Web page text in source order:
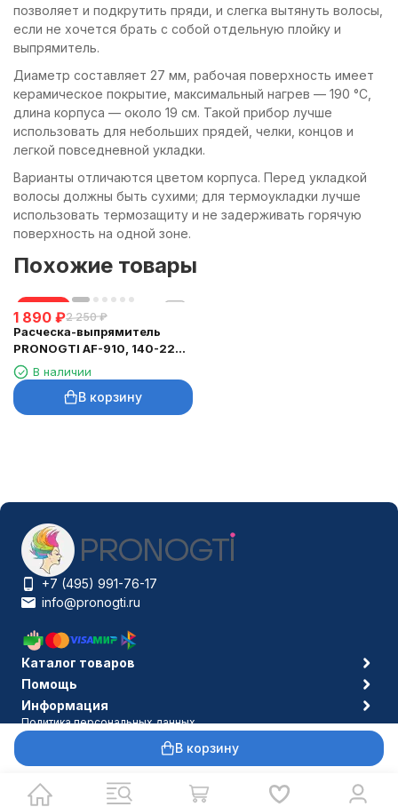
В корзину
позволяет и подкрутить пряди, и слегка вытянуть волосы,
если не хочется брать с собой отдельную плойку и
выпрямитель.
Диаметр составляет 27 мм, рабочая поверхность имеет
керамическое покрытие, максимальный нагрев — 190 °C,
длина корпуса — около 19 см. Такой прибор лучше
использовать для небольших прядей, челки, концов и
легкой повседневной укладки.
Варианты отличаются цветом корпуса. Перед укладкой
волосы должны быть сухими; для термоукладки лучше
использовать термозащиту и не задерживать горячую
поверхность на одной зоне.
Похожие товары
скидка
1 890 ₽2 250 ₽
Расческа-выпрямитель
PRONOGTI AF-910, 140-220
°C В наличии
В корзину
+7 (495) 991-76-17
info@pronogti.ru
Каталог товаров
Помощь
Информация
Политика персональных данных
© 2006-2026 Pronogti.ru